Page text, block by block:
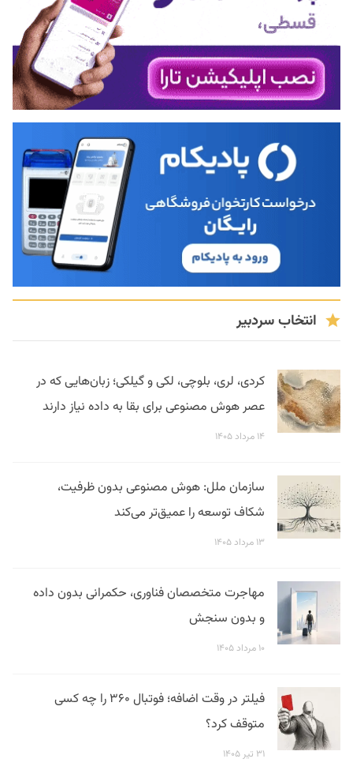
انتخاب سردبیر
کردی، لری، بلوچی، لکی و گیلکی؛ زبان‌هایی که در
عصر هوش مصنوعی برای بقا به داده نیاز دارند
۱۴ مرداد ۱۴۰۵
سازمان ملل: هوش مصنوعی بدون ظرفیت،
شکاف توسعه را عمیق‌تر می‌کند
۱۳ مرداد ۱۴۰۵
مهاجرت متخصصان فناوری، حکمرانی بدون داده
و بدون سنجش
۱۰ مرداد ۱۴۰۵
فیلتر در وقت اضافه؛ فوتبال ۳۶۰ را چه کسی
متوقف کرد؟
۳۱ تیر ۱۴۰۵